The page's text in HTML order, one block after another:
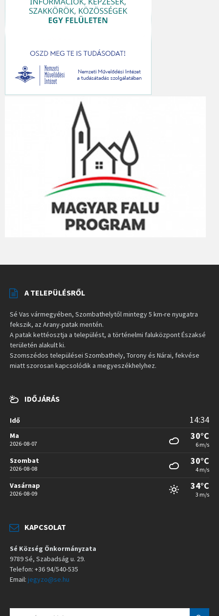
A TELEPÜLÉSRŐL
Sé Vas vármegyében, Szombathelytől mintegy 5 km-re nyugatra
fekszik, az Arany-patak mentén.
A patak kettéosztja a települést, a történelmi faluközpont Északsé
területén alakult ki.
Szomszédos települései Szombathely, Torony és Nárai, fekvése
miatt szorosan kapcsolódik a megyeszékhelyhez.
IDŐJÁRÁS
Idő 14:34
Ma
2026-08-07
30°C
6 m/s
Szombat
2026-08-08
30°C
4 m/s
Vasárnap
2026-08-09
34°C
3 m/s
KAPCSOLAT
Sé Község Önkormányzata
9789 Sé, Szabadság u. 29.
Telefon: +36 94/540-535
Email: jegyzo@se.hu